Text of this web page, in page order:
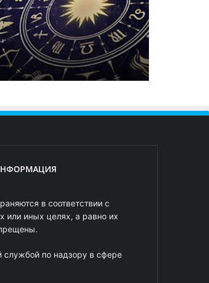
в соответствии с
или иных целях, а равно их
по надзору в сфере